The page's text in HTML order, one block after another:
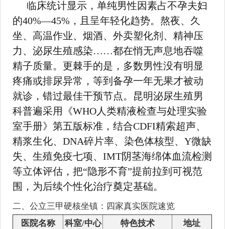
临床统计显示，单纯男性因素占不孕夫妇
的40%—45%，且呈年轻化趋势。熬夜、久
坐、高温作业、烟酒、外卖塑化剂、精神压
力、泌尿生殖感染……都在悄无声息地吞噬
精子质量。更棘手的是，多数男性没有明显
疼痛或排尿异常，等到备孕一年无果才被动
就诊，错过最佳干预节点。昆明泌尿生殖男
科普遍采用《WHO人类精液检查与处理实验
室手册》第五版标准，结合CDFI精索超声、
精浆生化、DNA碎片率、染色体核型、Y微缺
失、生殖免疫七项、IMT阴茎海绵体血流检测
等立体评估，把“隐形不育”提前拉到可视范
围，为后续个性化治疗奠定基础。
二、公立三甲硬核坐镇：四家真实医院速览
医院名称
科室/中心 特色技术
地址